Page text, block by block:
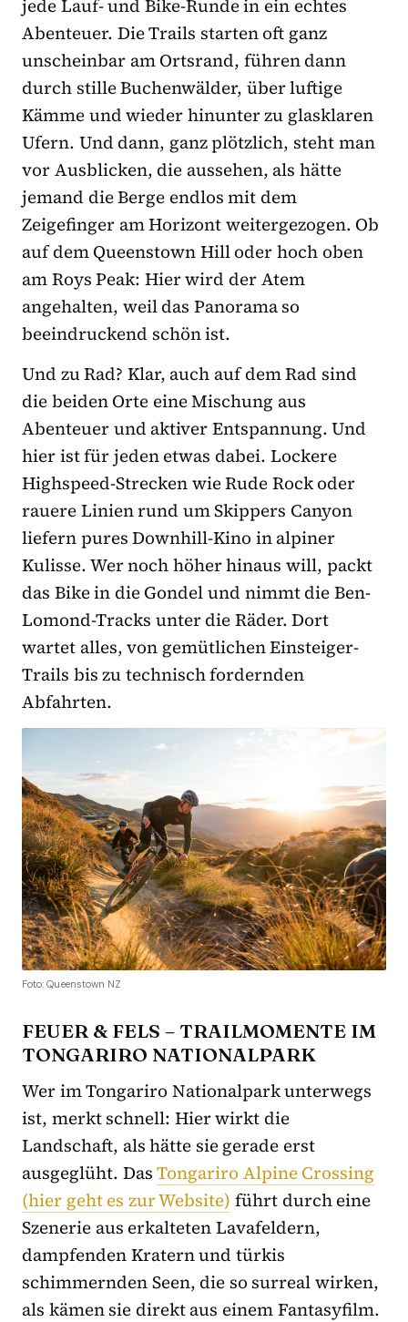
jede Lauf- und Bike-Runde in ein echtes
Abenteuer. Die Trails starten oft ganz
unscheinbar am Ortsrand, führen dann
durch stille Buchenwälder, über luftige
Kämme und wieder hinunter zu glasklaren
Ufern. Und dann, ganz plötzlich, steht man
vor Ausblicken, die aussehen, als hätte
jemand die Berge endlos mit dem
Zeigefinger am Horizont weitergezogen. Ob
auf dem Queenstown Hill oder hoch oben
am Roys Peak: Hier wird der Atem
angehalten, weil das Panorama so
beeindruckend schön ist.
Und zu Rad? Klar, auch auf dem Rad sind
die beiden Orte eine Mischung aus
Abenteuer und aktiver Entspannung. Und
hier ist für jeden etwas dabei. Lockere
Highspeed-Strecken wie Rude Rock oder
rauere Linien rund um Skippers Canyon
liefern pures Downhill-Kino in alpiner
Kulisse. Wer noch höher hinaus will, packt
das Bike in die Gondel und nimmt die Ben-
Lomond-Tracks unter die Räder. Dort
wartet alles, von gemütlichen Einsteiger-
Trails bis zu technisch fordernden
Abfahrten.
Foto: Queenstown NZ
FEUER & FELS – TRAILMOMENTE IM
TONGARIRO NATIONALPARK
Wer im Tongariro Nationalpark unterwegs
ist, merkt schnell: Hier wirkt die
Landschaft, als hätte sie gerade erst
ausgeglüht. DasTongariro Alpine Crossing
(hier geht es zur Website) führt durch eine
Szenerie aus erkalteten Lavafeldern,
dampfenden Kratern und türkis
schimmernden Seen, die so surreal wirken,
als kämen sie direkt aus einem Fantasyfilm.